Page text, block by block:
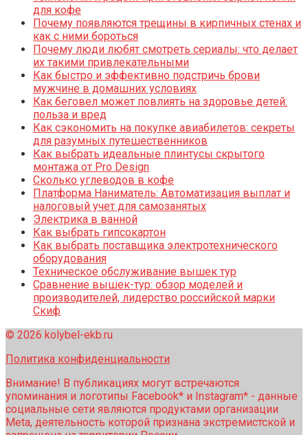
для кофе
Почему появляются трещины в кирпичных стенах и
как с ними бороться
Почему люди любят смотреть сериалы: что делает
их такими привлекательными
Как быстро и эффективно подстричь брови
мужчине в домашних условиях
Как беговел может повлиять на здоровье детей:
польза и вред
Как сэкономить на покупке авиабилетов: секреты
для разумных путешественников
Как выбрать идеальные плинтусы скрытого
монтажа от Pro Design
Сколько углеводов в кофе
Платформа Наниматель: Автоматизация выплат и
налоговый учет для самозанятых
Электрика в ванной
Как выбрать гипсокартон
Как выбрать поставщика электротехнического
оборудования
Техническое обслуживание вышек тур
Сравнение вышек-тур: обзор моделей и
производителей, лидерство российской марки
Скиф
© 2026 kolybel-ekb.ru
Политика конфиденциальности
Внимание! В публикациях могут встречаются
упоминания и логотипы Facebook* и Instagram* - данные
социальные сети являются продуктами организации
Meta, деятельность которой признана экстремистской и